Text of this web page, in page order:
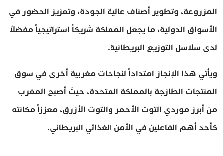
المزروعة، وتطوير أصناف عالية الجودة، وتعزيز الحضور في
الأسواق الدولية، ما يجعل المملكة شريكاً استراتيجياً مفضلاً
لدى سلاسل التوزيع البريطانية.
ويأتي هذا الإنجاز امتداداً لنجاحات مغربية أخرى في سوق
المنتجات الطازجة بالمملكة المتحدة، حيث أصبح المغرب
من أبرز موردي التوت الأحمر والتوت الأزرق، معززاً مكانته
كأحد أهم الفاعلين في الأمن الغذائي البريطاني.